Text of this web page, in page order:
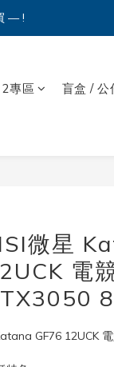
— !
專區 盲盒 / 公
微星
電
GF76 12UCK